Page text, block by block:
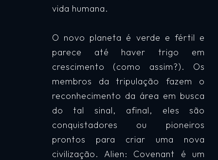
vida humana.
O novo planeta é verde e fértil e
parece até haver trigo em
crescimento (como assim?). Os
membros da tripulação fazem o
reconhecimento da área em busca
do tal sinal, afinal, eles são
conquistadores ou pioneiros
prontos para criar uma nova
civilização. Alien: Covenant é um